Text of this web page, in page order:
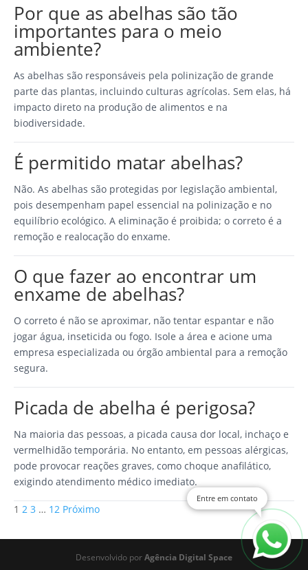
Por que as abelhas são tão
importantes para o meio
ambiente?
As abelhas são responsáveis pela polinização de grande
parte das plantas, incluindo culturas agrícolas. Sem elas, há
impacto direto na produção de alimentos e na
biodiversidade.
É permitido matar abelhas?
Não. As abelhas são protegidas por legislação ambiental,
pois desempenham papel essencial na polinização e no
equilíbrio ecológico. A eliminação é proibida; o correto é a
remoção e realocação do enxame.
O que fazer ao encontrar um
enxame de abelhas?
O correto é não se aproximar, não tentar espantar e não
jogar água, inseticida ou fogo. Isole a área e acione uma
empresa especializada ou órgão ambiental para a remoção
segura.
Picada de abelha é perigosa?
Na maioria das pessoas, a picada causa dor local, inchaço e
vermelhidão temporária. No entanto, em pessoas alérgicas,
pode provocar reações graves, como choque anafilático,
exigindo atendimento médico imediato.
Paginação
posts
1 2 3 … 12 Próximo
Desenvolvido porAgência Digital Space
Entre em contato